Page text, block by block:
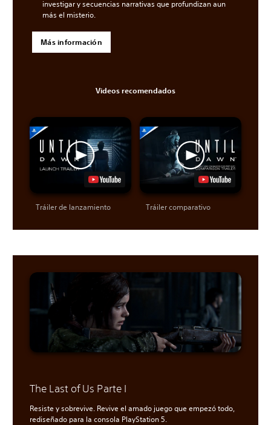
investigar y secuencias narrativas que profundizan aun
más el misterio.
Más información
Videos recomendados
Tráiler de lanzamiento Tráiler comparativo
The Last of Us Parte I
Resiste y sobrevive. Revive el amado juego que empezó todo,
rediseñado para la consola PlayStation 5.